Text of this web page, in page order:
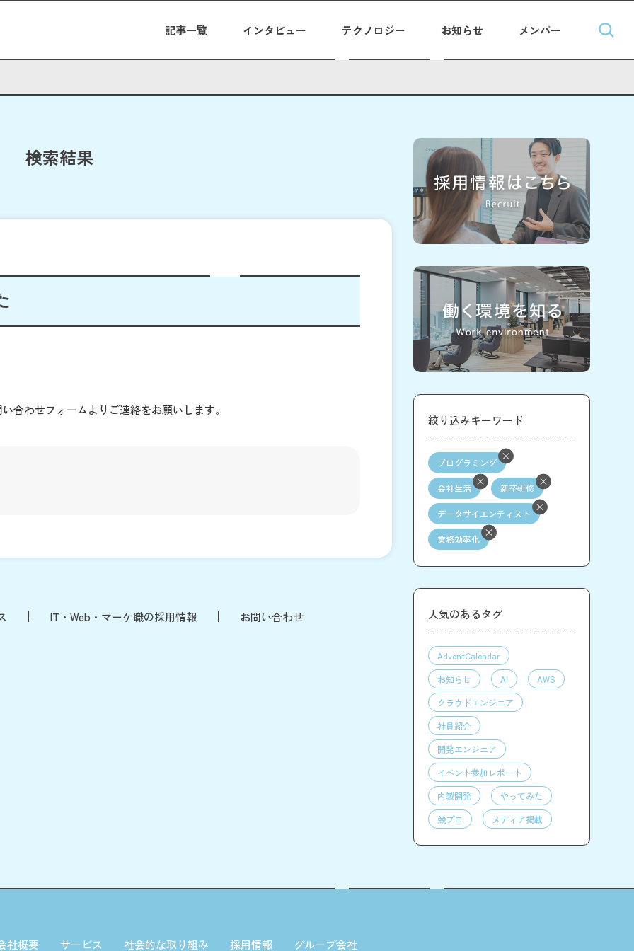
記事一覧 インタビュー テクノロジー お知らせ メンバー
検索結果
合わせフォームよりご連絡をお願いします。
IT・Web・マーケ職の採用情報 お問い合わせ
絞り込みキーワード
プログラミング
会社生活 新卒研修
データサイエンティスト
業務効率化
人気のあるタグ
AdventCalendar
お知らせ
AI
AWS
クラウドエンジニア
社員紹介
開発エンジニア
イベント参加レポート
内製開発
やってみた
競プロ
メディア掲載
社概要 サービス 社会的な取り組み 採用情報 グループ会社